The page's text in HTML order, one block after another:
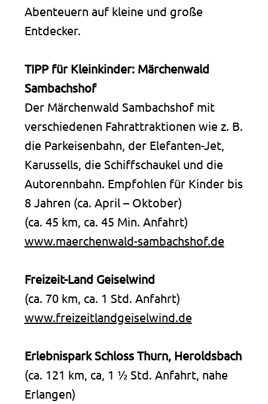
Abenteuern auf kleine und große
Entdecker.
TIPP für Kleinkinder: Märchenwald
Sambachshof
Der Märchenwald Sambachshof mit
verschiedenen Fahrattraktionen wie z. B.
die Parkeisenbahn, der Elefanten-Jet,
Karussells, die Schiffschaukel und die
Autorennbahn. Empfohlen für Kinder bis
8 Jahren (ca. April – Oktober)
(ca. 45 km, ca. 45 Min. Anfahrt)
www.maerchenwald-sambachshof.de
Freizeit-Land Geiselwind
(ca. 70 km, ca. 1 Std. Anfahrt)
www.freizeitlandgeiselwind.de
Erlebnispark Schloss Thurn, Heroldsbach
(ca. 121 km, ca, 1 ½ Std. Anfahrt, nahe
Erlangen)